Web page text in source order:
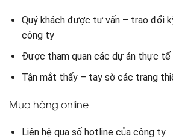
Quý khách được tư vấn – trao đổi
công ty
Được tham quan các dự án thực tế
Tận mắt thấy – tay sờ các trang
Mua hàng online
Liên hệ qua số hotline của công ty